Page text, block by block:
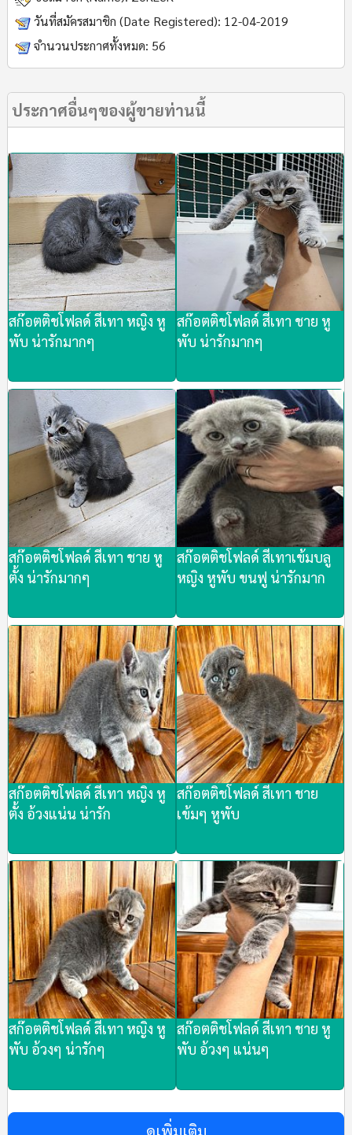
วันที่สมัครสมาชิก (Date Registered): 12-04-2019
จำนวนประกาศทั้งหมด: 56
ประกาศอื่นๆของผู้ขายท่านนี้
สก๊อตติชโฟลด์ สีเทา หญิง หู
พับ น่ารักมากๆ
สก๊อตติชโฟลด์ สีเทา ชาย หู
พับ น่ารักมากๆ
สก๊อตติชโฟลด์ สีเทา ชาย หู
ตั้ง น่ารักมากๆ
สก๊อตติชโฟลด์ สีเทาเข้มบลู
หญิง หูพับ ขนฟู น่ารักมาก
สก๊อตติชโฟลด์ สีเทา หญิง หู
ตั้ง อ้วงแน่น น่ารัก
สก๊อตติชโฟลด์ สีเทา ชาย
เข้มๆ หูพับ
สก๊อตติชโฟลด์ สีเทา หญิง หู
พับ อ้วงๆ น่ารักๆ
สก๊อตติชโฟลด์ สีเทา ชาย หู
พับ อ้วงๆ แน่นๆ
ดูเพิ่มเติม